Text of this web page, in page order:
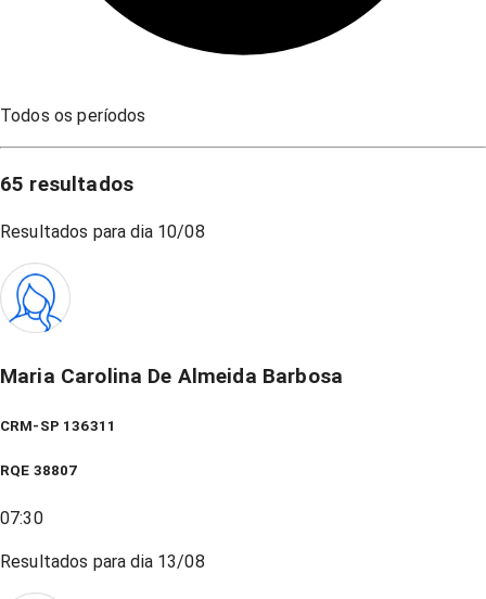
Todos os períodos
65 resultados
Resultados para dia 10/08
Maria Carolina De Almeida Barbosa
CRM-SP 136311
RQE 38807
07:30
Resultados para dia 13/08